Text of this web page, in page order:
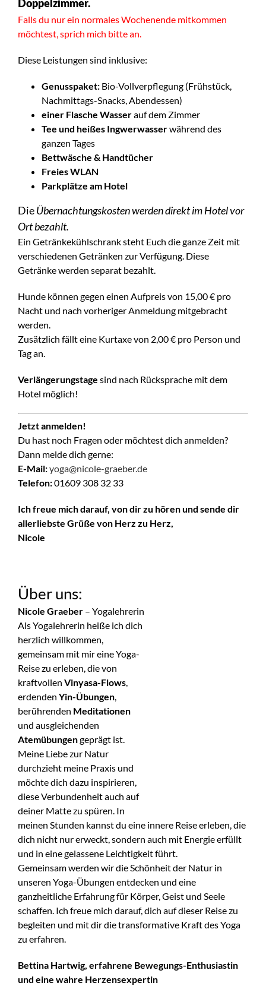
Doppelzimmer.
Falls du nur ein normales Wochenende mitkommen
möchtest, sprich mich bitte an.
Diese Leistungen sind inklusive:
Genusspaket: Bio-Vollverpflegung (Frühstück,
Nachmittags-Snacks, Abendessen)
einer Flasche Wasserauf dem Zimmer
Tee und heißes Ingwerwasserwährend des
ganzen Tages
Bettwäsche & Handtücher
Freies WLAN
Parkplätze am Hotel
DieÜbernachtungskosten werden direkt im Hotel vor
Ort bezahlt.
Ein Getränkekühlschrank steht Euch die ganze Zeit mit
verschiedenen Getränken zur Verfügung. Diese
Getränke werden separat bezahlt.
Hunde können gegen einen Aufpreis von 15,00 € pro
Nacht und nach vorheriger Anmeldung mitgebracht
werden.
Zusätzlich fällt eine Kurtaxe von 2,00 € pro Person und
Tag an.
Verlängerungstage sind nach Rücksprache mit dem
Hotel möglich!
Jetzt anmelden!
Du hast noch Fragen oder möchtest dich anmelden?
Dann melde dich gerne:
E-Mail:yoga@nicole-graeber.de
Telefon:01609 308 32 33
Ich freue mich darauf, von dir zu hören und sende dir
allerliebste Grüße von Herz zu Herz,
Nicole
Über uns:
Nicole Graeber – Yogalehrerin
Als Yogalehrerin heiße ich dich
herzlich willkommen,
gemeinsam mit mir eine Yoga-
Reise zu erleben, die von
kraftvollen Vinyasa-Flows,
erdenden Yin-Übungen,
berührenden Meditationen
und ausgleichenden
Atemübungengeprägt ist.
Meine Liebe zur Natur
durchzieht meine Praxis und
möchte dich dazu inspirieren,
diese Verbundenheit auch auf
deiner Matte zu spüren. In
meinen Stunden kannst du eine innere Reise erleben, die
dich nicht nur erweckt, sondern auch mit Energie erfüllt
und in eine gelassene Leichtigkeit führt.
Gemeinsam werden wir die Schönheit der Natur in
unseren Yoga-Übungen entdecken und eine
ganzheitliche Erfahrung für Körper, Geist und Seele
schaffen. Ich freue mich darauf, dich auf dieser Reise zu
begleiten und mit dir die transformative Kraft des Yoga
zu erfahren.
Bettina Hartwig, erfahrene Bewegungs-Enthusiastin
und eine wahre Herzensexpertin